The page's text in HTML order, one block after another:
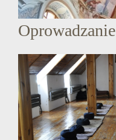
Oprowadzanie